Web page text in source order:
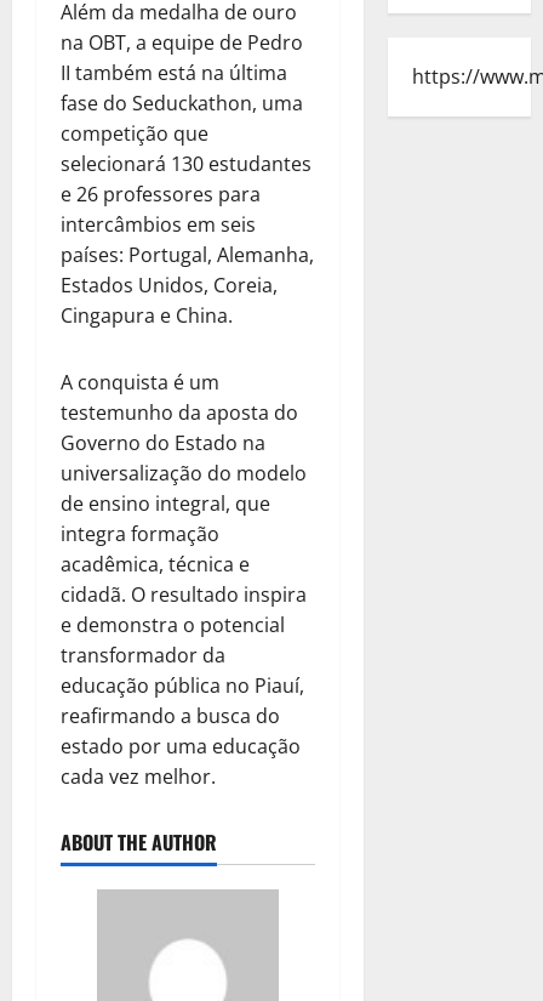
Além da medalha de ouro
na OBT, a equipe de Pedro
II também está na última
fase do Seduckathon, uma
competição que
selecionará 130 estudantes
e 26 professores para
intercâmbios em seis
países: Portugal, Alemanha,
Estados Unidos, Coreia,
Cingapura e China.
A conquista é um
testemunho da aposta do
Governo do Estado na
universalização do modelo
de ensino integral, que
integra formação
acadêmica, técnica e
cidadã. O resultado inspira
e demonstra o potencial
transformador da
educação pública no Piauí,
reafirmando a busca do
estado por uma educação
cada vez melhor.
ABOUT THE AUTHOR
https://